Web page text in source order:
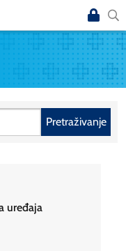
Pretraživanje
uređaja